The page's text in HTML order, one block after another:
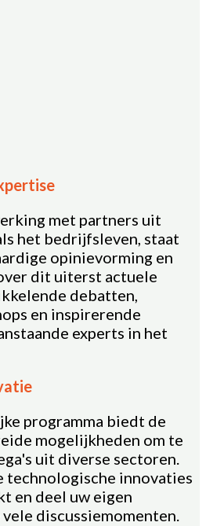
met partners uit
het bedrijfsleven, staat
opinievorming en
dit uiterst actuele
debatten,
en inspirerende
experts in het
programma biedt de
mogelijkheden om te
uit diverse sectoren.
technologische innovaties
en deel uw eigen
discussiemomenten.